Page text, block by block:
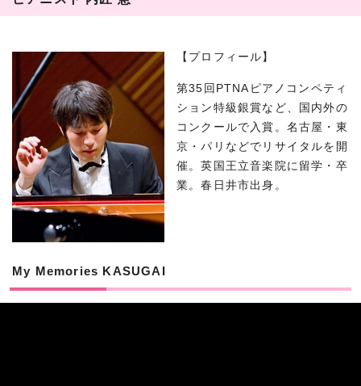
【プロフィール】
第35回PTNAピアノコンペティ
ション特級銀賞など、国内外の
コンクールで入賞。名古屋・東
京・パリなどでリサイタルを開
催。英国王立音楽院に留学・卒
業。春日井市出身。
My Memories KASUGAI